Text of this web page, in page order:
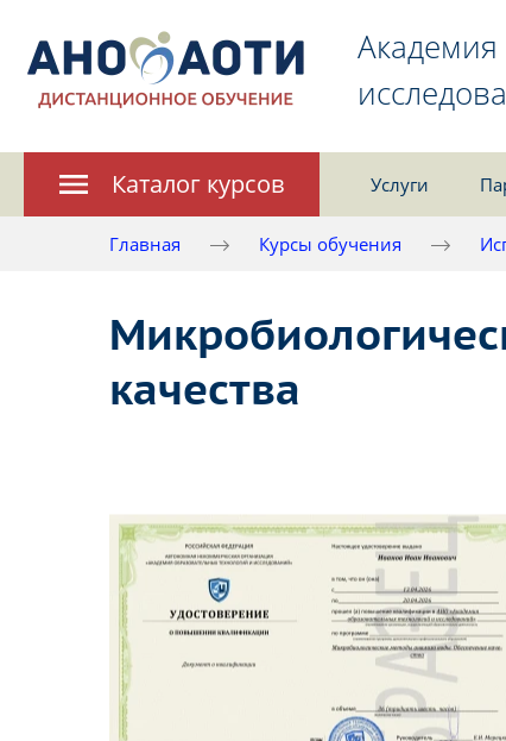
Академия
Каталог курсов Услуги
Главная Курсы обучения
качества